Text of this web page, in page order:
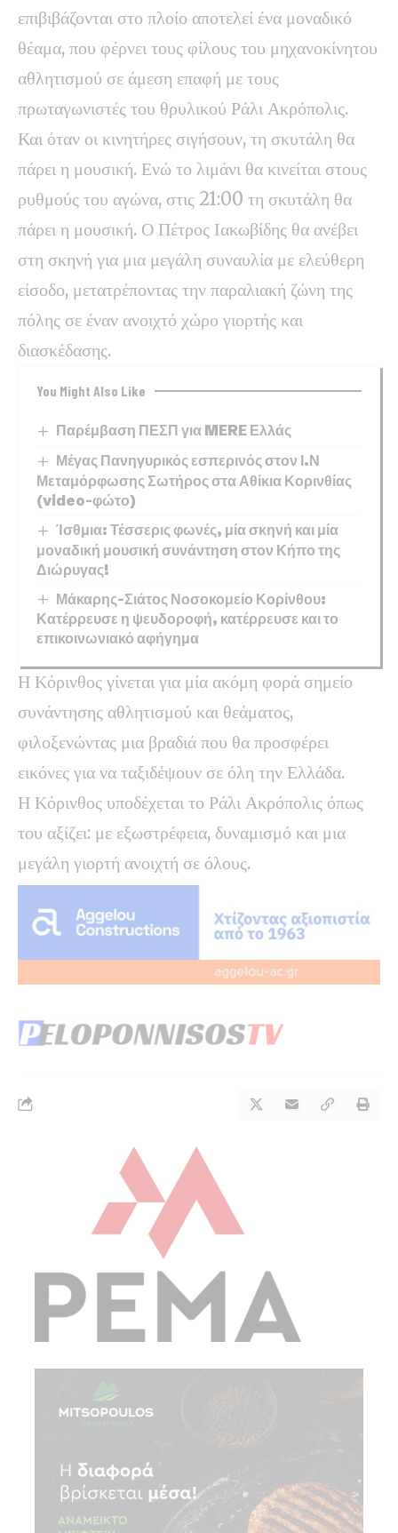
επιβιβάζονται στο πλοίο αποτελεί ένα μοναδικό
θέαμα, που φέρνει τους φίλους του μηχανοκίνητου
αθλητισμού σε άμεση επαφή με τους
πρωταγωνιστές του θρυλικού Ράλι Ακρόπολις.
Και όταν οι κινητήρες σιγήσουν, τη σκυτάλη θα
πάρει η μουσική. Ενώ το λιμάνι θα κινείται στους
ρυθμούς του αγώνα, στις 21:00 τη σκυτάλη θα
πάρει η μουσική. Ο Πέτρος Ιακωβίδης θα ανέβει
στη σκηνή για μια μεγάλη συναυλία με ελεύθερη
είσοδο, μετατρέποντας την παραλιακή ζώνη της
πόλης σε έναν ανοιχτό χώρο γιορτής και
διασκέδασης.
You Might Also Like
Παρέμβαση ΠΕΣΠ για MERE Ελλάς
Μέγας Πανηγυρικός εσπερινός στον Ι.Ν
Μεταμόρφωσης Σωτήρος στα Αθίκια Κορινθίας
(video-φώτο)
Ίσθμια: Τέσσερις φωνές, μία σκηνή και μία
μοναδική μουσική συνάντηση στον Κήπο της
Διώρυγας!
Μάκαρης-Σιάτος Νοσοκομείο Κορίνθου:
Κατέρρευσε η ψευδοροφή, κατέρρευσε και το
επικοινωνιακό αφήγημα
Η Κόρινθος γίνεται για μία ακόμη φορά σημείο
συνάντησης αθλητισμού και θεάματος,
φιλοξενώντας μια βραδιά που θα προσφέρει
εικόνες για να ταξιδέψουν σε όλη την Ελλάδα.
Η Κόρινθος υποδέχεται το Ράλι Ακρόπολις όπως
του αξίζει: με εξωστρέφεια, δυναμισμό και μια
μεγάλη γιορτή ανοιχτή σε όλους.